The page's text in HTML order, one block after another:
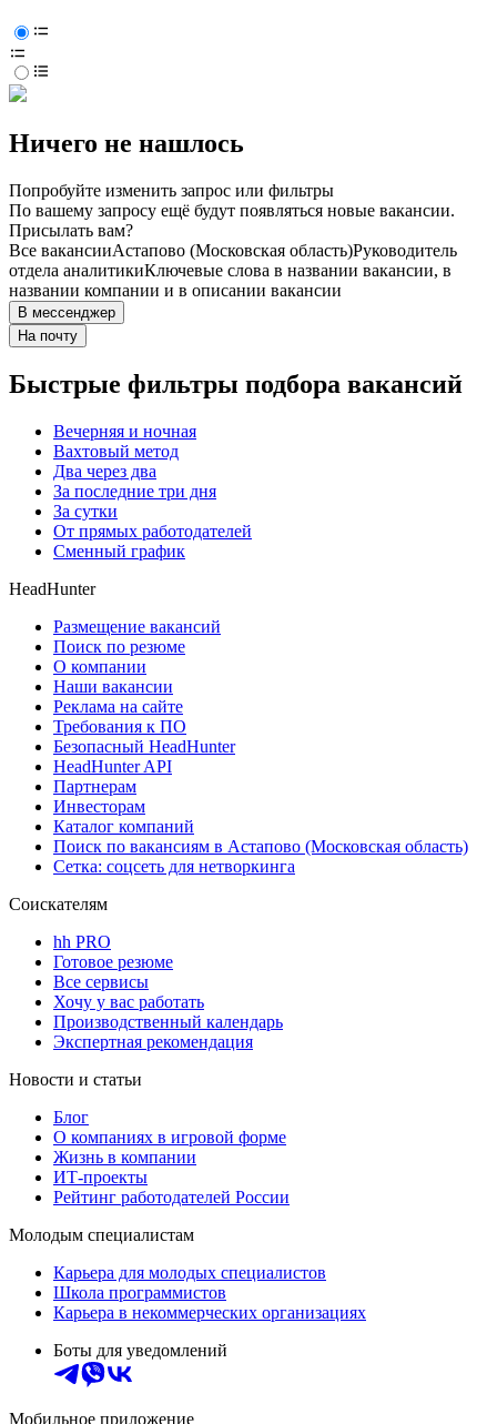
Ничего не нашлось
Попробуйте изменить запрос или фильтры
По вашему запросу ещё будут появляться новые вакансии.
Присылать вам?
Все вакансииАстапово (Московская область)Руководитель
отдела аналитикиКлючевые слова в названии вакансии, в
названии компании и в описании вакансии
В мессенджер
На почту
Быстрые фильтры подбора вакансий
Вечерняя и ночная
Вахтовый метод
Два через два
За последние три дня
За сутки
От прямых работодателей
Сменный график
HeadHunter
Размещение вакансий
Поиск по резюме
О компании
Наши вакансии
Реклама на сайте
Требования к ПО
Безопасный HeadHunter
HeadHunter API
Партнерам
Инвесторам
Каталог компаний
Поиск по вакансиям в Астапово (Московская область)
Сетка: соцсеть для нетворкинга
Соискателям
hh PRO
Готовое резюме
Все сервисы
Хочу у вас работать
Производственный календарь
Экспертная рекомендация
Новости и статьи
Блог
О компаниях в игровой форме
Жизнь в компании
ИТ-проекты
Рейтинг работодателей России
Молодым специалистам
Карьера для молодых специалистов
Школа программистов
Карьера в некоммерческих организациях
Боты для уведомлений
Мобильное приложение